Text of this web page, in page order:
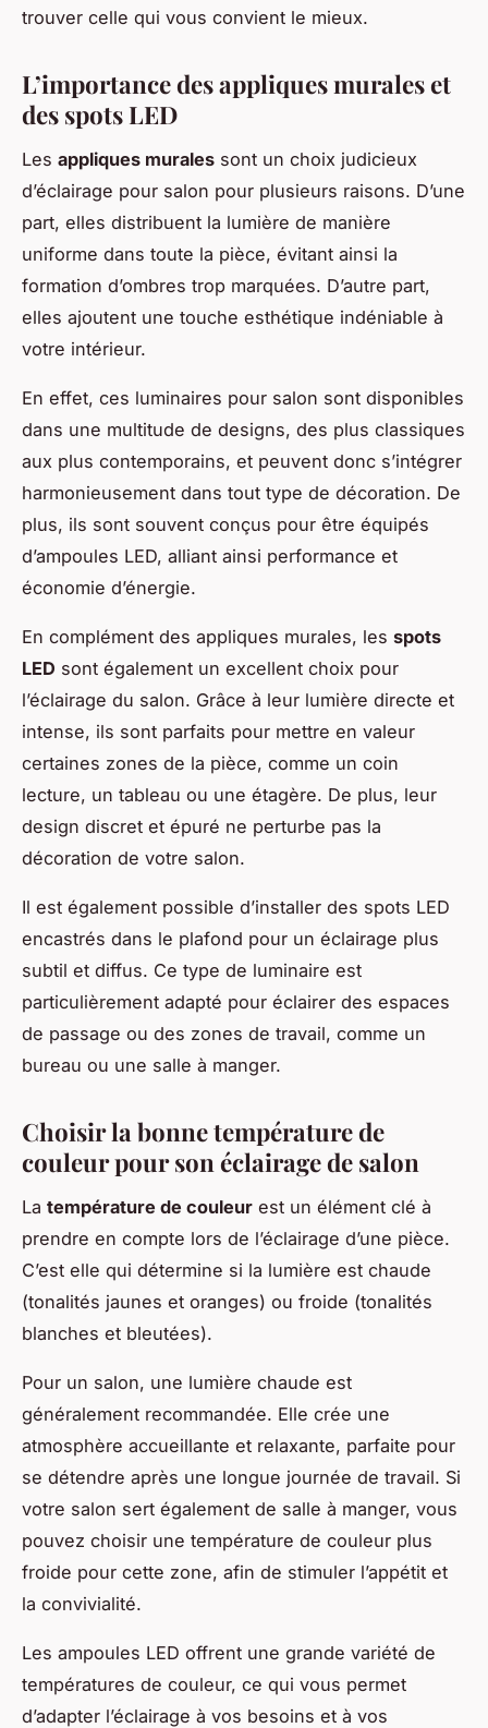
trouver celle qui vous convient le mieux.
L’importance des appliques murales et
des spots LED
Les appliques murales sont un choix judicieux
d’éclairage pour salon pour plusieurs raisons. D’une
part, elles distribuent la lumière de manière
uniforme dans toute la pièce, évitant ainsi la
formation d’ombres trop marquées. D’autre part,
elles ajoutent une touche esthétique indéniable à
votre intérieur.
En effet, ces luminaires pour salon sont disponibles
dans une multitude de designs, des plus classiques
aux plus contemporains, et peuvent donc s’intégrer
harmonieusement dans tout type de décoration. De
plus, ils sont souvent conçus pour être équipés
d’ampoules LED, alliant ainsi performance et
économie d’énergie.
En complément des appliques murales, les spots
LED sont également un excellent choix pour
l’éclairage du salon. Grâce à leur lumière directe et
intense, ils sont parfaits pour mettre en valeur
certaines zones de la pièce, comme un coin
lecture, un tableau ou une étagère. De plus, leur
design discret et épuré ne perturbe pas la
décoration de votre salon.
Il est également possible d’installer des spots LED
encastrés dans le plafond pour un éclairage plus
subtil et diffus. Ce type de luminaire est
particulièrement adapté pour éclairer des espaces
de passage ou des zones de travail, comme un
bureau ou une salle à manger.
Choisir la bonne température de
couleur pour son éclairage de salon
La température de couleur est un élément clé à
prendre en compte lors de l’éclairage d’une pièce.
C’est elle qui détermine si la lumière est chaude
(tonalités jaunes et oranges) ou froide (tonalités
blanches et bleutées).
Pour un salon, une lumière chaude est
généralement recommandée. Elle crée une
atmosphère accueillante et relaxante, parfaite pour
se détendre après une longue journée de travail. Si
votre salon sert également de salle à manger, vous
pouvez choisir une température de couleur plus
froide pour cette zone, afin de stimuler l’appétit et
la convivialité.
Les ampoules LED offrent une grande variété de
températures de couleur, ce qui vous permet
d’adapter l’éclairage à vos besoins et à vos